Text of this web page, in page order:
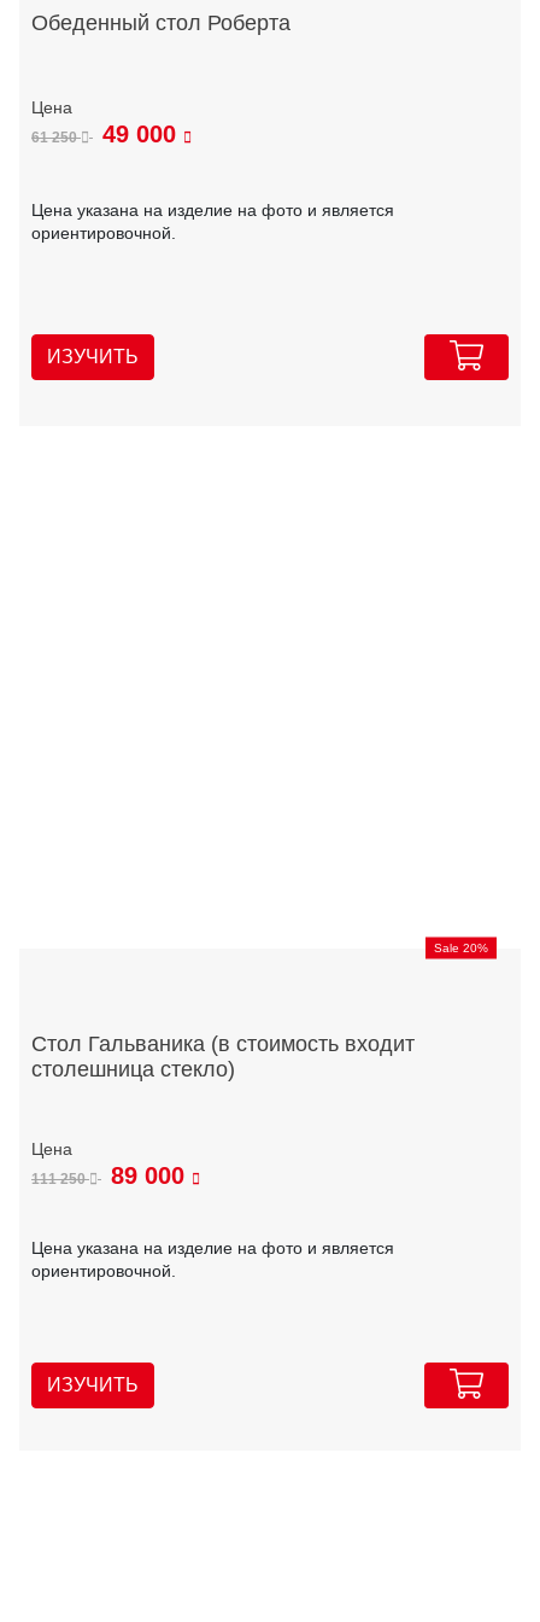
Обеденный стол Роберта
61 250 49 000
Цена указана на изделие на фото и является
ориентировочной.
ИЗУЧИТЬ
Sale 20%
Стол Гальваника (в стоимость входит
столешница стекло)
111 250 89 000
Цена указана на изделие на фото и является
ориентировочной.
ИЗУЧИТЬ